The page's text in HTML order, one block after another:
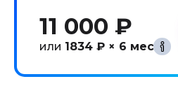
11 000 ₽
или 1834 ₽ × 6 мес